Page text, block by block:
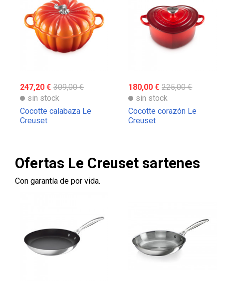
247,20 € 309,00 €
sin stock
Cocotte calabaza Le
Creuset
180,00 € 225,00 €
sin stock
Cocotte corazón Le
Creuset
Ofertas Le Creuset sartenes
Con garantía de por vida.